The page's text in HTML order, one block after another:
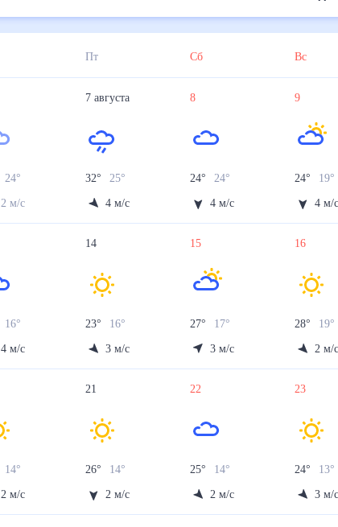
Пт Сб Вс
24
2 м/с
7 августа
32° 25°
4 м/с
8
24° 24
4 м/с
9
24° 19°
4 м/
16°
4 м/с
14
23° 16°
3 м/с
15
27° 17°
3 м/с
16
28° 19°
2 м/
14°
2 м/с
21
26° 14°
2 м/с
22
25° 14°
2 м/с
23
24° 13°
3 м/